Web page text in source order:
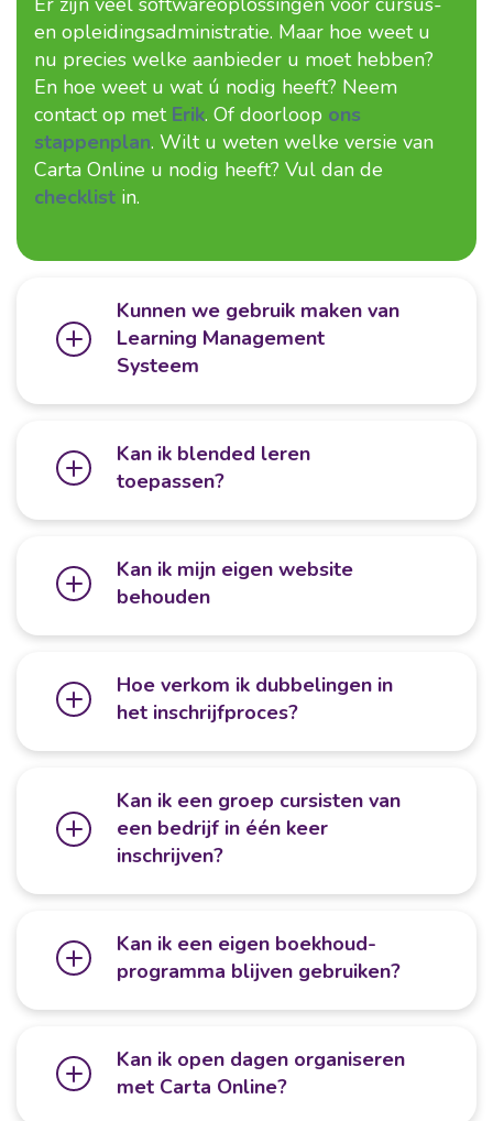
en opleidingsadministratie. Maar hoe weet u
nu precies welke aanbieder u moet hebben?
En hoe weet u wat ú nodig heeft? Neem
contact op met Erik. Of doorloop ons
stappenplan. Wilt u weten welke versie van
Carta Online u nodig heeft? Vul dan de
checklist in.
Kunnen we gebruik maken van
Learning Management
Systeem
Kan ik blended leren
toepassen?
Kan ik mijn eigen website
behouden
Hoe verkom ik dubbelingen in
het inschrijfproces?
Kan ik een groep cursisten van
een bedrijf in één keer
inschrijven?
Kan ik een eigen boekhoud-
programma blijven gebruiken?
Kan ik open dagen organiseren
met Carta Online?